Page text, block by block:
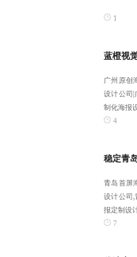
1
广州原创
设计公司|
制化海报
4
青岛首屏
设计公司,
报定制设
7